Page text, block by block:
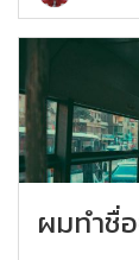
ผมทำชื่